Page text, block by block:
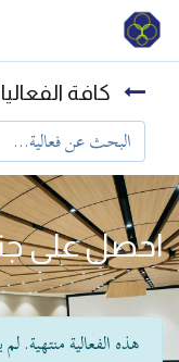
كافة
احصل على
هذه الفعالية